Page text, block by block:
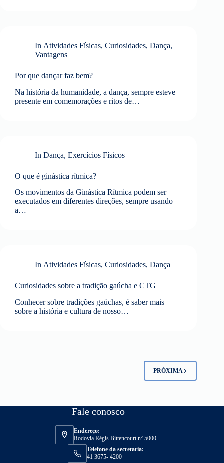
In Atividades Físicas,Curiosidades,Dança,
Vantagens
Por que dançar faz bem?
Na história da humanidade, a dança, sempre esteve
presente em comemorações e ritos de…
In Dança,Exercícios Físicos
O que é ginástica rítmica?
Os movimentos da Ginástica Rítmica podem ser
executados em diferentes direções, sempre usando
a…
In Atividades Físicas,Curiosidades,Dança
Curiosidades sobre a tradição gaúcha e CTG
Conhecer sobre tradições gaúchas, é saber mais
sobre a história e cultura de nosso…
PRÓXIMA
Fale conosco
Endereço:
Rodovia Régis Bittencourt nº 5000
Telefone da secretaria:
41 3675- 4200